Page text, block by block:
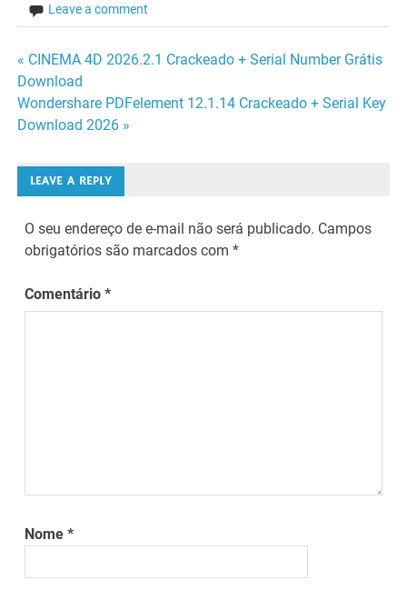
Leave a comment
Navegação
de
Post
« CINEMA 4D 2026.2.1 Crackeado + Serial Number Grátis
Download
Wondershare PDFelement 12.1.14 Crackeado + Serial Key
Download 2026 »
LEAVE A REPLY
O seu endereço de e-mail não será publicado. Campos
obrigatórios são marcados com*
Comentário*
Nome*